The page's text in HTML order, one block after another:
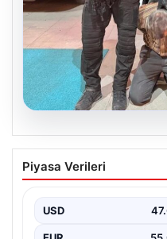
FETÖ’nün
Teröristin Detaylı
15 Temmuz 2016 darbe
Piyasa Verileri
USD